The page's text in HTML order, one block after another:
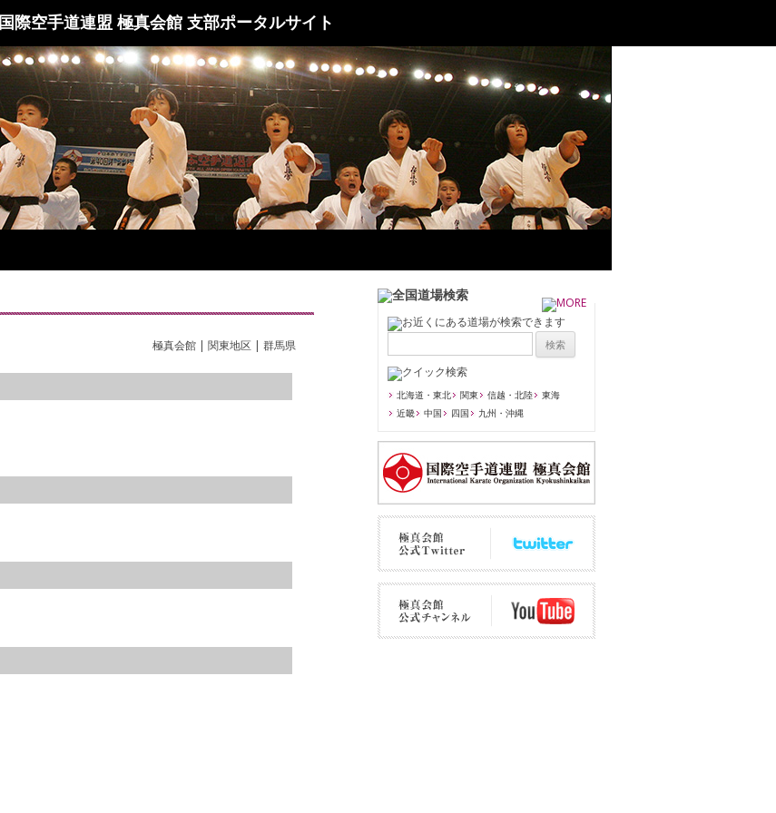
国際空手道連盟 極真会館 支部ポータルサイト
極真会館 | 関東地区 | 群馬県
北海道・東北 関東 信越・北陸
東海
近畿
中国 四国 九州・沖縄